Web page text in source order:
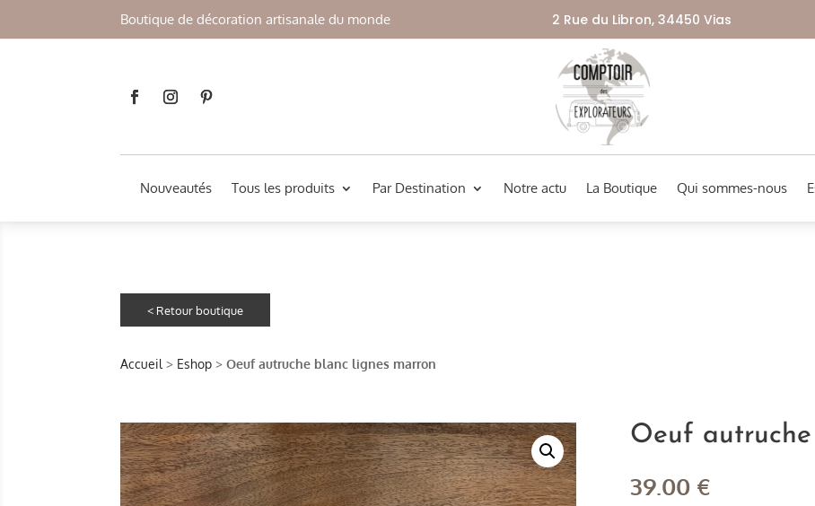
Boutique de décoration artisanale du monde 2 Rue du Libron, 34450 Vias
Nouveautés Tous les produits Par Destination Notre actu La Boutique Qui sommes-nous
Accueil > Eshop >Oeuf autruche blanc lignes marron
Oeuf
39.00 €